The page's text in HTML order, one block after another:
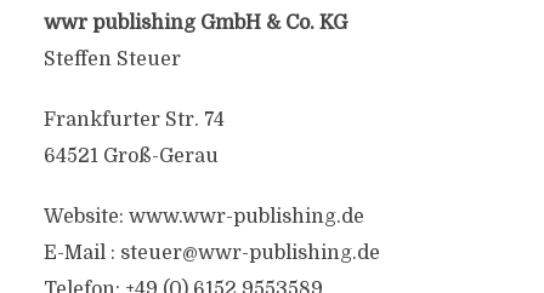
wwr publishing GmbH & Co. KG
Steffen Steuer
Frankfurter Str. 74
64521 Groß-Gerau
Website: www.wwr-publishing.de
E-Mail : steuer@wwr-publishing.de